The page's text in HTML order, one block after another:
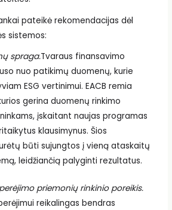
pateikė rekomendacijas dėl
sistemos:
spraga.Tvaraus finansavimo
nuo patikimų duomenų, kurie
ESG vertinimui. EACB remia
gerina duomenų rinkimo
įskaitant naujas programas
klausimynus. Šios
būti sujungtos į vieną ataskaitų
leidžiančią palyginti rezultatus.
priemonių rinkinio poreikis.
reikalingas bendras